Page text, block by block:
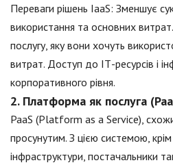
Переваги рішень IaaS: Зменшує
використання та основних
послугу, яку вони хочуть
витрат. Доступ до ІТ-ресурсів і
корпоративного рівня.
2. Платформа як послуга
PaaS (Platform as a Service),
просунутим. З цією системою,
інфраструктури, постачальники